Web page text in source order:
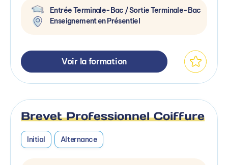
Entrée Terminale-Bac / Sortie Terminale-Bac
Enseignement en Présentiel
Voir la formation
Brevet Professionnel Coiffure
Initial Alternance